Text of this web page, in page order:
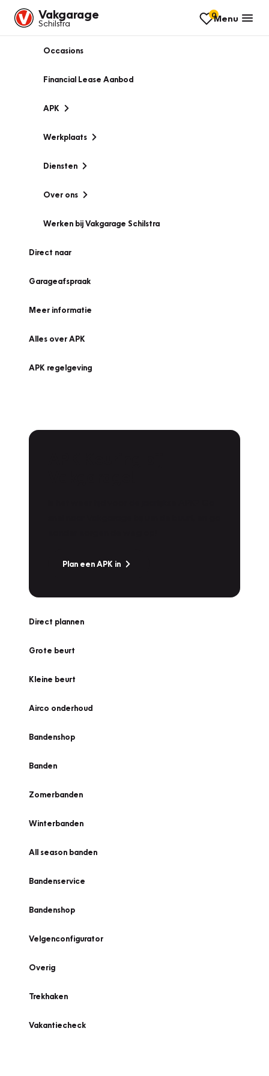
Vakgarage
Schilstra
0Menu
Occasions
Financial Lease Aanbod
APK
Werkplaats
Diensten
Over ons
Werken bij Vakgarage Schilstra
Direct naar
Garageafspraak
Meer informatie
Alles over APK
APK regelgeving
Plan een APK in
Direct plannen
Grote beurt
Kleine beurt
Airco onderhoud
Bandenshop
Banden
Zomerbanden
Winterbanden
All season banden
Bandenservice
Bandenshop
Velgenconfigurator
Overig
Trekhaken
Vakantiecheck